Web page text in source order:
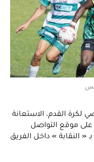
لكرة القدم، الاستعانة
موقع التواصل
« النقابة » داخل الفريق